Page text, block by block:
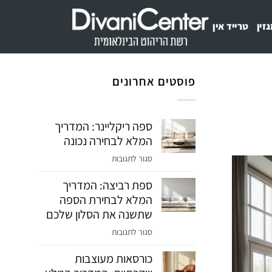
טרייד אין
פוסטים אחרונים
ספה ריקליינר: המדריך
המלא לבחירה נכונה
סגור לתגובות
ריקליינר:
המדריך
המלא
נכונה
ספת רביצה: המדריך
המלא לבחירת הספה
שתשנה את הסלון שלכם
סגור לתגובות
רביצה:
כורסאות מעוצבות